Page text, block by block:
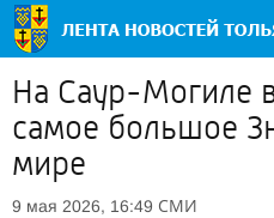
На Саур-Могиле
самое большое
мире
9 мая 2026, 16:49 СМИ